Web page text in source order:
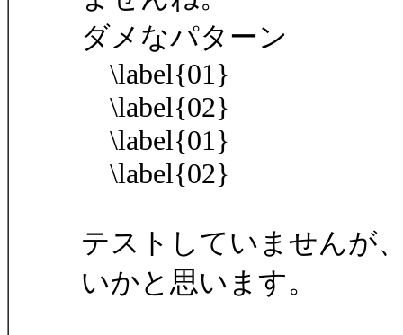
ダメなパターン
\label{01}
\label{02}
\label{01}
\label{02}
テストしていませんが
いかと思います。